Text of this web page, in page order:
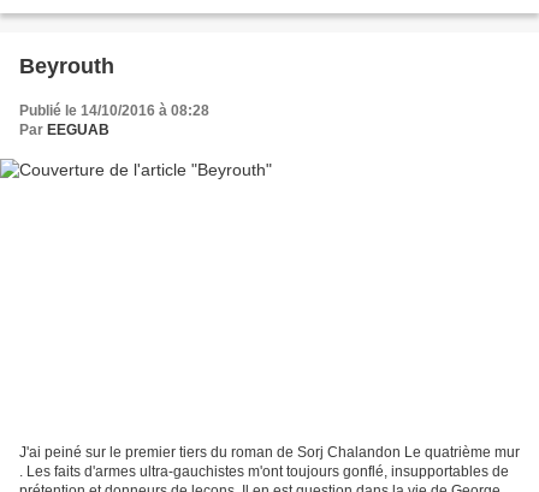
Beyrouth
Publié le 14/10/2016 à 08:28
Par EEGUAB
J'ai peiné sur le premier tiers du roman de Sorj Chalandon Le quatrième mur
. Les faits d'armes ultra-gauchistes m'ont toujours gonflé, insupportables de